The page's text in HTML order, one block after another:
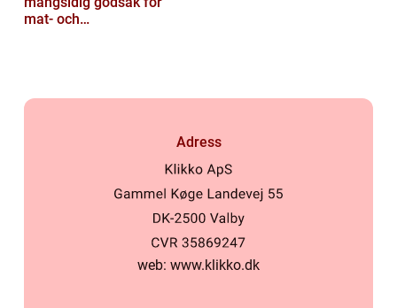
mat- och
Adress
web: www.klikko.dk